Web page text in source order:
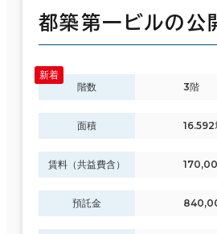
都築第一ビルの公
階数 3階
面積 16.592
賃料（共益費含）
預託金